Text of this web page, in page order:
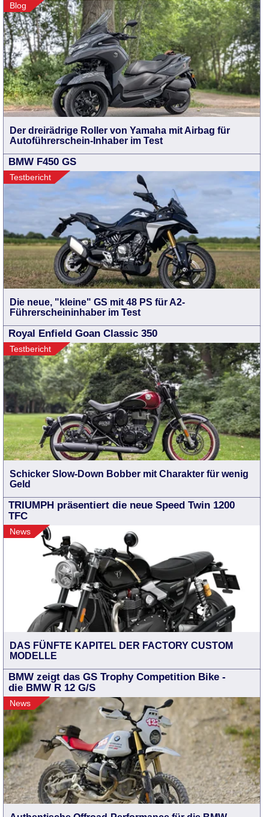
Blog
Der dreirädrige Roller von Yamaha mit Airbag für
Autoführerschein-Inhaber im Test
BMW F450 GS
Testbericht
Die neue, "kleine" GS mit 48 PS für A2-
Führerscheininhaber im Test
Royal Enfield Goan Classic 350
Testbericht
Schicker Slow-Down Bobber mit Charakter für wenig
Geld
TRIUMPH präsentiert die neue Speed Twin 1200
TFC
News
DAS FÜNFTE KAPITEL DER FACTORY CUSTOM
MODELLE
BMW zeigt das GS Trophy Competition Bike -
die BMW R 12 G/S
News